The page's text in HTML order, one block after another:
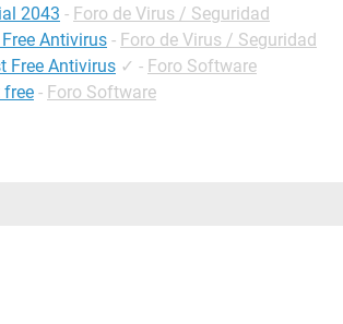
2043 - Foro de Virus / Seguridad
Antivirus - Foro de Virus / Seguridad
Free Antivirus ✓ - Foro Software
free - Foro Software